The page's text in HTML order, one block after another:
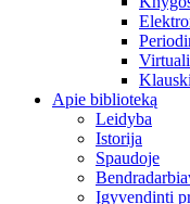
Apie biblioteką
Leidyba
Istorija
Spaudoje
Įgyvendinti